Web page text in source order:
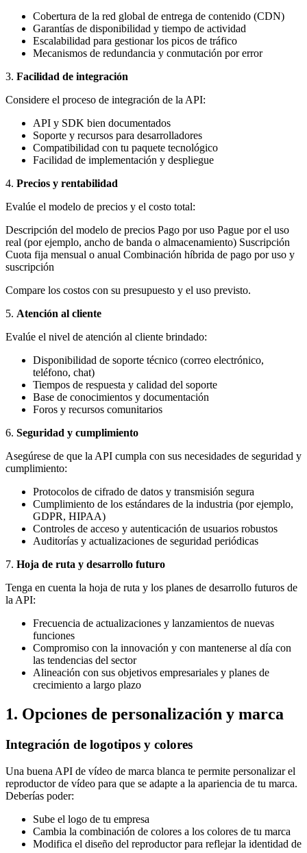
Cobertura de la red global de entrega de contenido (CDN)
Garantías de disponibilidad y tiempo de actividad
Escalabilidad para gestionar los picos de tráfico
Mecanismos de redundancia y conmutación por error
3. Facilidad de integración
Considere el proceso de integración de la API:
API y SDK bien documentados
Soporte y recursos para desarrolladores
Compatibilidad con tu paquete tecnológico
Facilidad de implementación y despliegue
4. Precios y rentabilidad
Evalúe el modelo de precios y el costo total:
Descripción del modelo de precios Pago por uso Pague por el uso
real (por ejemplo, ancho de banda o almacenamiento) Suscripción
Cuota fija mensual o anual Combinación híbrida de pago por uso y
suscripción
Compare los costos con su presupuesto y el uso previsto.
5. Atención al cliente
Evalúe el nivel de atención al cliente brindado:
Disponibilidad de soporte técnico (correo electrónico,
teléfono, chat)
Tiempos de respuesta y calidad del soporte
Base de conocimientos y documentación
Foros y recursos comunitarios
6. Seguridad y cumplimiento
Asegúrese de que la API cumpla con sus necesidades de seguridad y
cumplimiento:
Protocolos de cifrado de datos y transmisión segura
Cumplimiento de los estándares de la industria (por ejemplo,
GDPR, HIPAA)
Controles de acceso y autenticación de usuarios robustos
Auditorías y actualizaciones de seguridad periódicas
7. Hoja de ruta y desarrollo futuro
Tenga en cuenta la hoja de ruta y los planes de desarrollo futuros de
la API:
Frecuencia de actualizaciones y lanzamientos de nuevas
funciones
Compromiso con la innovación y con mantenerse al día con
las tendencias del sector
Alineación con sus objetivos empresariales y planes de
crecimiento a largo plazo
1. Opciones de personalización y marca
Integración de logotipos y colores
Una buena API de vídeo de marca blanca te permite personalizar el
reproductor de vídeo para que se adapte a la apariencia de tu marca.
Deberías poder:
Sube el logo de tu empresa
Cambia la combinación de colores a los colores de tu marca
Modifica el diseño del reproductor para reflejar la identidad de